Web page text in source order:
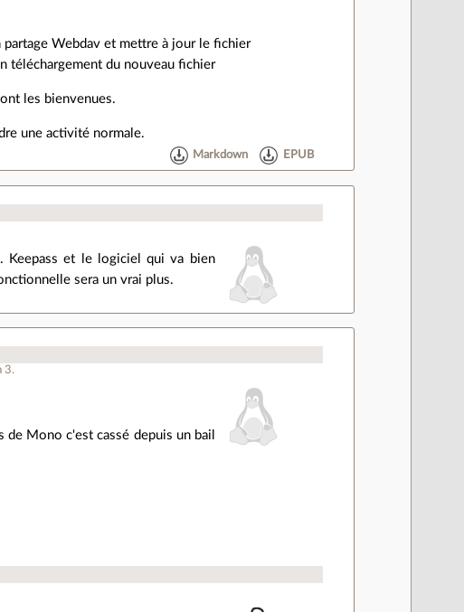
Webdav et mettre à jour le fichier
téléchargement du nouveau fichier
les bienvenues.
une activité normale.
Markdown EPUB
Keepass et le logiciel qui va bien
sera un vrai plus.
3.
Mono c'est cassé depuis un bail